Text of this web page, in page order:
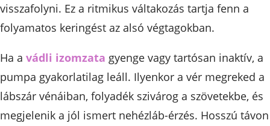
visszafolyni. Ez a ritmikus váltakozás tartja fenn a
folyamatos keringést az alsó végtagokban.
Ha a vádli izomzata gyenge vagy tartósan inaktív, a
pumpa gyakorlatilag leáll. Ilyenkor a vér megreked a
lábszár vénáiban, folyadék szivárog a szövetekbe, és
megjelenik a jól ismert nehézláb-érzés. Hosszú távon